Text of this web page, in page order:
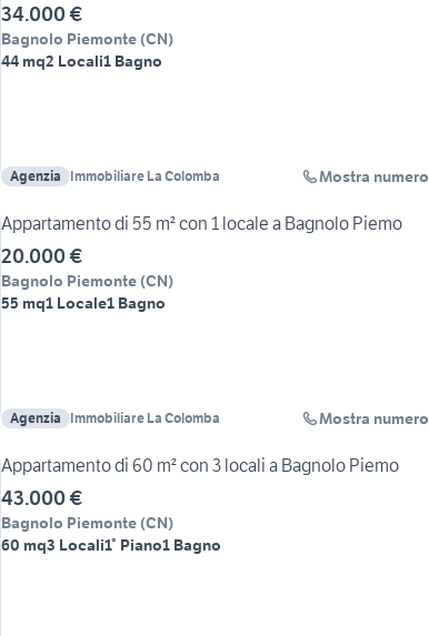
34.000 €
Bagnolo Piemonte (CN)
44 mq2 Locali1 Bagno
Agenzia Immobiliare La Colomba Mostra numero
Appartamento di 55 m² con 1 locale a Bagnolo Piemo
20.000 €
Bagnolo Piemonte (CN)
55 mq1 Locale1 Bagno
Agenzia Immobiliare La Colomba Mostra numero
Appartamento di 60 m² con 3 locali a Bagnolo Piemo
43.000 €
Bagnolo Piemonte (CN)
60 mq3 Locali1° Piano1 Bagno